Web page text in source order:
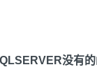
没有